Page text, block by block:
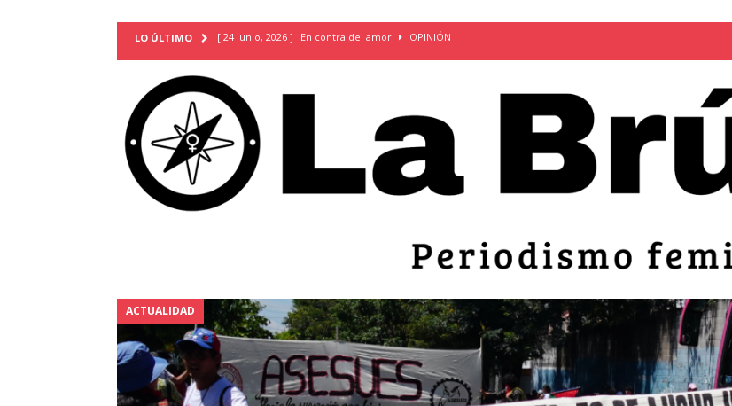
LO ÚLTIMO [ 24 junio, 2026 ] En contra del amor OPINIÓN
TERRITORIO
[ 21 febrero, 2026 ] Cuando la prevención de embarazos en niñas y adolescentes desaparece del territorio
INVESTIGACIONES
[ 31 julio, 2026 ] Estudiantes conmemoran el 51 aniversario de la masacre de 1975 y denuncian el
Piden mantener la libertad provisional de Sandra Leticia Hernández: víctima del régimen de
[ 28 julio, 2026 ] ARENA y FMLN apuestan por mujeres en sus fórmulas presidenciales para 2027
ACTUALIDAD
[ 24 julio, 2026 ] A María Hildaura le falló el Estado OPINIÓN
[ 28 julio, 2026 ] Más allá de los casos: cómo entender el VIH en El Salvador ACTUALIDAD
ACTUALIDAD